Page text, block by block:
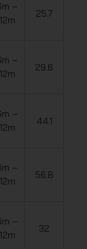
–
12m
25.7
–
12m
29.6
–
12m
44.1
–
12m
56.8
–
12m
32